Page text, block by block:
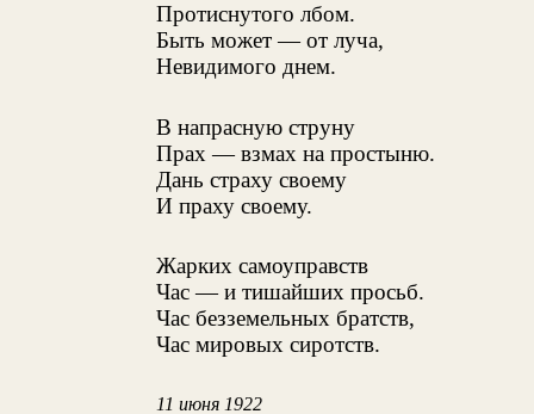
Протиснутого лбом.
Быть может — от луча,
Невидимого днем.
В напрасную струну
Прах — взмах на простыню.
Дань страху своему
И праху своему.
Жарких самоуправств
Час — и тишайших просьб.
Час безземельных братств,
Час мировых сиротств.
11 июня 1922